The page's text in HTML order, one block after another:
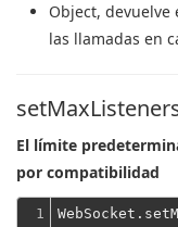
Object, devuelve
las llamadas en
El límite
por compatibilidad
1